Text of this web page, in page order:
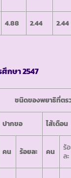
4.88 2.44 2.44
กษา 2547
พยาธิที่ตรว
ปากขอ ไส้เดือน
คน ร้อยละ คน
ร้
ละ